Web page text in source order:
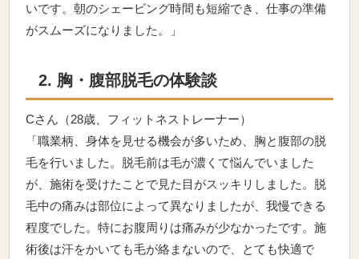
いです。朝のシェービング時間も短縮でき、仕事の準備
がスムーズになりました。」
2. 胸・腹部脱毛の体験談
Cさん（28歳、フィットネストレーナー）
「職業柄、身体を見せる機会が多いため、胸と腹部の脱
毛を行いました。脱毛前は毛が濃くて悩んでいました
が、施術を受けたことで見た目がスッキリしました。脱
毛中の痛みは部位によって異なりましたが、我慢できる
程度でした。特にお腹周りは痛みが少なかったです。施
術後は汗をかいても毛が絡まないので、とても快適で